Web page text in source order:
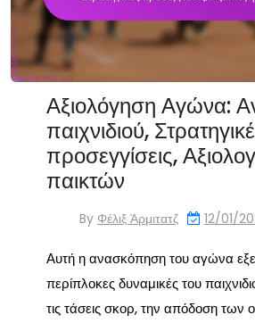
Αξιολόγηση Αγώνα:
παιχνιδιού,
προσεγγίσεις,
παικτών
By Φέλιξ Άρμιτατζ 12/01/
Αυτή η ανασκόπηση του αγώνα
περίπλοκες δυναμικές του
τις τάσεις σκορ, την απόδοση των